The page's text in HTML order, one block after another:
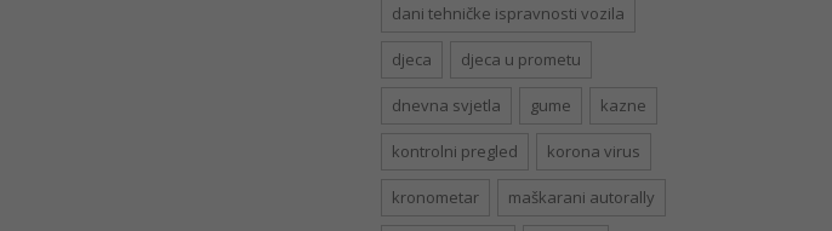
dani tehničke ispravnosti vozila
djeca djeca u prometu
dnevna svjetla gume kazne
kontrolni pregled korona virus
kronometar maškarani autorally